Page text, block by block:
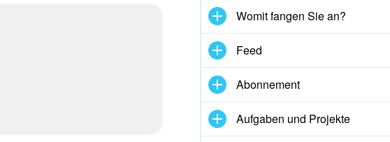
Womit fangen Sie an?
Feed
Abonnement
Aufgaben und Projekte